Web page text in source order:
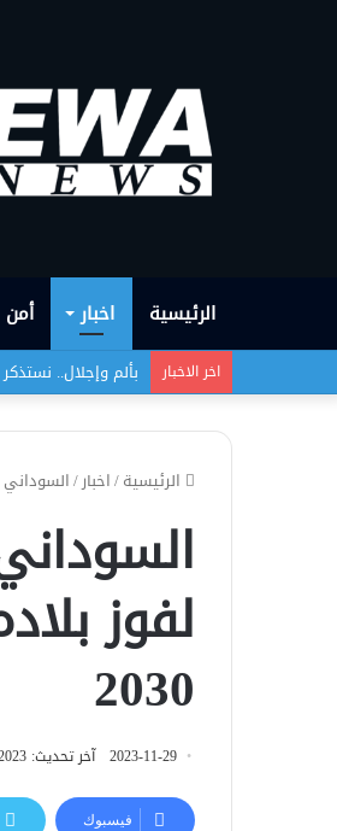
الرئيسية اخبار أمن
اخر الاخبار بألم وإجلال..
الرئيسية/اخبار/السوداني
لفوز
2030
2023-11-29 آخر تحديث: 2023-11-29
فيسبوك